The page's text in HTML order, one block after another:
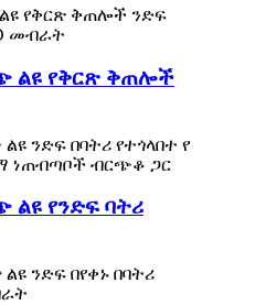
ልዩ የቅርጽ ቅጠሎች
ልዩ የንድፍ ባትሪ